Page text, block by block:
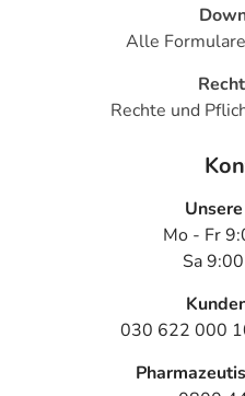
Alle
Rechte und
Mo - Fr
Sa
030 622 000